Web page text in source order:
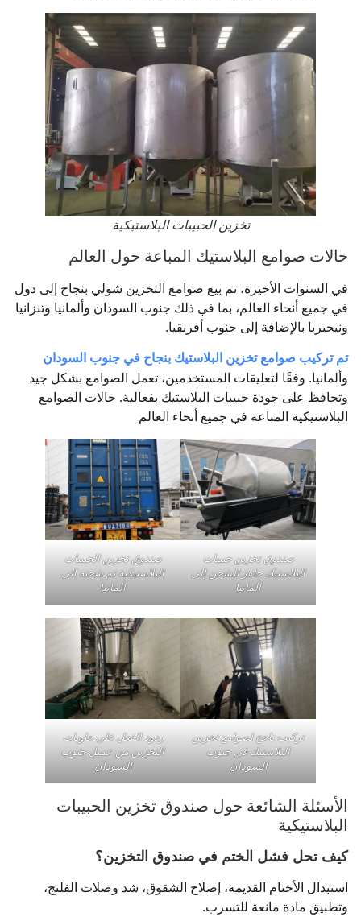
تخزين الحبيبات البلاستيكية
حالات صوامع البلاستيك المباعة حول العالم
في السنوات الأخيرة، تم بيع صوامع التخزين شولي بنجاح إلى دول
في جميع أنحاء العالم، بما في ذلك جنوب السودان وألمانيا وتنزانيا
ونيجيريا بالإضافة إلى جنوب أفريقيا.
تم تركيب صوامع تخزين البلاستيك بنجاح في جنوب السودان
وألمانيا. وفقًا لتعليقات المستخدمين، تعمل الصوامع بشكل جيد
وتحافظ على جودة حبيبات البلاستيك بفعالية. حالات الصوامع
البلاستيكية المباعة في جميع أنحاء العالم
صندوق تخزين حبيبات
البلاستيك جاهز للشحن إلى
ألمانيا
صندوق تخزين الحبيبات
البلاستيكية تم شحنه إلى
ألمانيا
تركيب ناجح لصوامع تخزين
البلاستيك في جنوب
السودان
ردود الفعل على حاويات
التخزين من عميل جنوب
السودان
الأسئلة الشائعة حول صندوق تخزين الحبيبات
البلاستيكية
كيف تحل فشل الختم في صندوق التخزين؟
استبدال الأختام القديمة، إصلاح الشقوق، شد وصلات الفلنج،
وتطبيق مادة مانعة للتسرب.